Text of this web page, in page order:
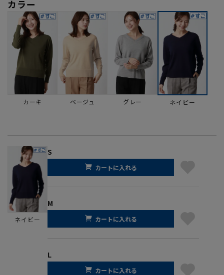
カラー
カーキ ベージュ グレー ネイビー
ネイビー
S
カートに入れる
M
カートに入れる
L
カートに入れる